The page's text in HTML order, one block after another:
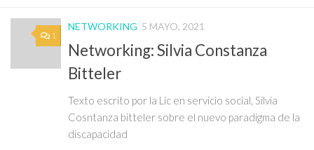
1
NETWORKING 5 MAYO, 2021
Networking: Silvia Constanza
Bitteler
Texto escrito por la Lic en servicio social, Silvia
Cosntanza bitteler sobre el nuevo paradigma de la
discapacidad